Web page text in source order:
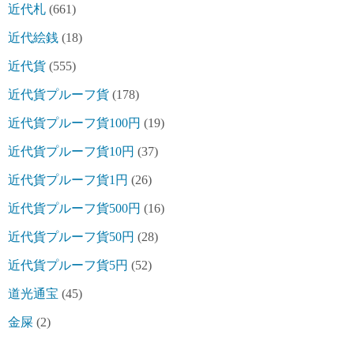
近代札 (661)
近代絵銭 (18)
近代貨 (555)
近代貨プルーフ貨 (178)
近代貨プルーフ貨100円 (19)
近代貨プルーフ貨10円 (37)
近代貨プルーフ貨1円 (26)
近代貨プルーフ貨500円 (16)
近代貨プルーフ貨50円 (28)
近代貨プルーフ貨5円 (52)
道光通宝 (45)
金屎 (2)